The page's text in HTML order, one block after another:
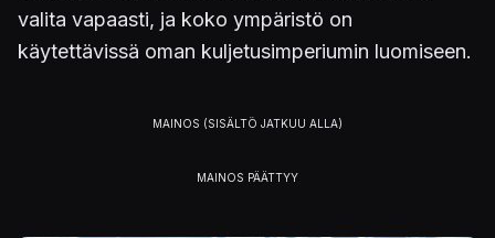
valita vapaasti, ja koko ympäristö on
käytettävissä oman kuljetusimperiumin luomiseen.